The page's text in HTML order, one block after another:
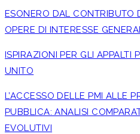
ESONERO DAL CONTRIBUTO
OPERE DI INTERESSE
ISPIRAZIONI PER GLI APPALTI
UNITO
L’ACCESSO DELLE PMI ALLE
PUBBLICA: ANALISI
EVOLUTIVI